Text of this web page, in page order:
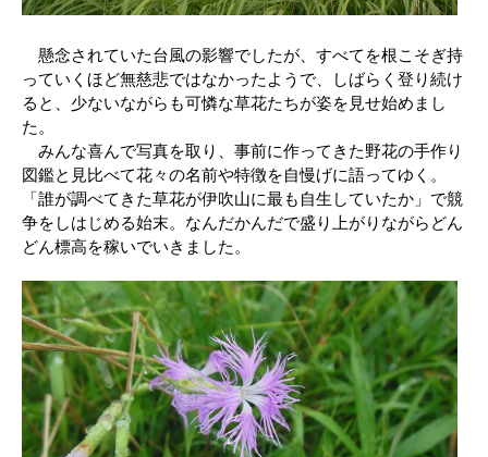
懸念されていた台風の影響でしたが、すべてを根こそぎ持
っていくほど無慈悲ではなかったようで、しばらく登り続け
ると、少ないながらも可憐な草花たちが姿を見せ始めまし
た。
みんな喜んで写真を取り、事前に作ってきた野花の手作り
図鑑と見比べて花々の名前や特徴を自慢げに語ってゆく。
「誰が調べてきた草花が伊吹山に最も自生していたか」で競
争をしはじめる始末。なんだかんだで盛り上がりながらどん
どん標高を稼いでいきました。